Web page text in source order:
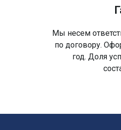
Мы несем
по договору.
год. Доля